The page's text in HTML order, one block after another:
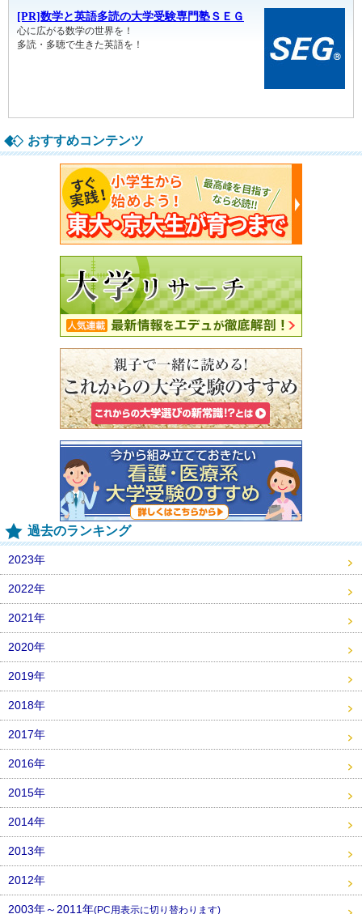
おすすめコンテンツ
過去のランキング
2023年
2022年
2021年
2020年
2019年
2018年
2017年
2016年
2015年
2014年
2013年
2012年
2003年～2011年(PC用表示に切り替わります)